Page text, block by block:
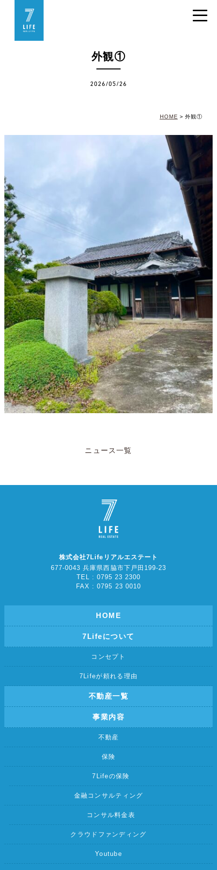
外観①
2026/05/26
HOME > 外観①
ニュース一覧
株式会社7Lifeリアルエステート
677-0043 兵庫県西脇市下戸田199-23
TEL : 0795 23 2300
FAX : 0795 23 0010
HOME
7Lifeについて
コンセプト
7Lifeが頼れる理由
不動産一覧
事業内容
不動産
保険
7Lifeの保険
金融コンサルティング
コンサル料金表
クラウドファンディング
Youtube